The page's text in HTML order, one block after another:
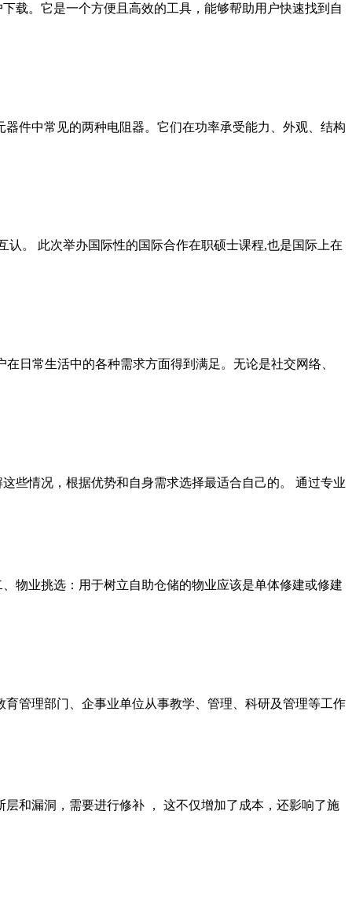
载。它是一个方便且高效的工具，能够帮助用户快速找到自
器件中常见的两种电阻器。它们在功率承受能力、外观、结构
。 此次举办国际性的国际合作在职硕士课程,也是国际上在
日常生活中的各种需求方面得到满足。无论是社交网络、
些情况，根据优势和自身需求选择最适合自己的。 通过专业
物业挑选：用于树立自助仓储的物业应该是单体修建或修建
管理部门、企事业单位从事教学、管理、科研及管理等工作
和漏洞，需要进行修补 ， 这不仅增加了成本，还影响了施